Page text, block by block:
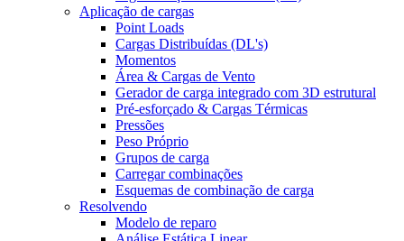
Aplicação de cargas
Point Loads
Cargas Distribuídas (DL's)
Momentos
Área & Cargas de Vento
Gerador de carga integrado com 3D estrutural
Pré-esforçado & Cargas Térmicas
Pressões
Peso Próprio
Grupos de carga
Carregar combinações
Esquemas de combinação de carga
Resolvendo
Modelo de reparo